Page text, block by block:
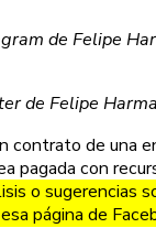
de Felipe
de Felipe
contrato de
pagada con
o sugerencias
página de